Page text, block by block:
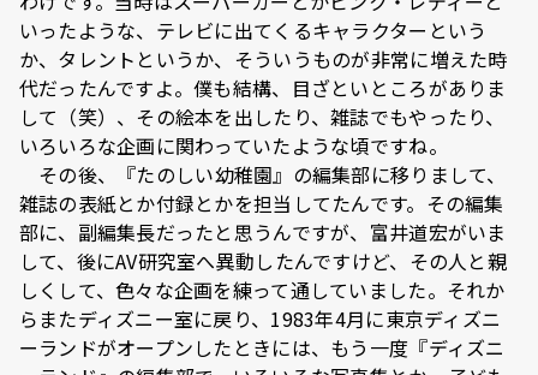
いったような、テレビに出てくるキャラクターという
か、タレントというか、そういうものが非常に増えた時
代だったんですよ。僕も結構、目ざといところがありま
して（笑）、その絵本を出したり、雑誌でもやったり、
いろいろな企画に関わっていたような頃ですね。
その後、『たのしい幼稚園』の編集部に移りまして、
雑誌の表紙とか付録とかを担当してたんです。その編集
部に、副編集長だったと思うんですが、富井道宏がいま
して、後にAV研究室へ異動したんですけど、その人と親
しくして、色々な企画を練って通していました。それか
らまたディズニー室に戻り、1983年4月に東京ディズニ
ーランドがオープンしたときには、もう一度『ディズニ